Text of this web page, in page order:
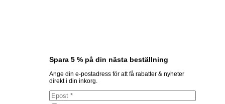
Spara 5 % på din nästa beställning
Ange din e-postadress för att få rabatter & nyheter
direkt i din inkorg.